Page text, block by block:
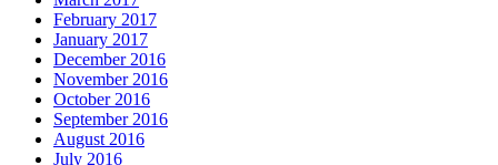
February 2017
January 2017
December 2016
November 2016
October 2016
September 2016
August 2016
July 2016